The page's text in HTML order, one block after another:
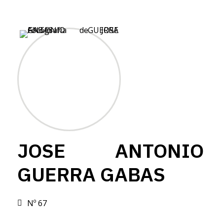
JOSE ANTONIO
GUERRA GABAS
Nº 67